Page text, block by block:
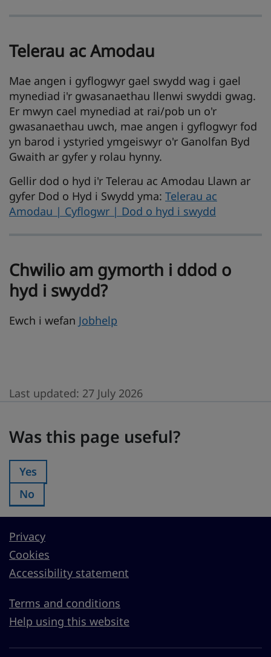
Telerau ac Amodau
Mae angen i gyflogwyr gael swydd wag i gael
mynediad i'r gwasanaethau llenwi swyddi gwag.
Er mwyn cael mynediad at rai/pob un o'r
gwasanaethau uwch, mae angen i gyflogwyr fod
yn barod i ystyried ymgeiswyr o'r Ganolfan Byd
Gwaith ar gyfer y rolau hynny.
Gellir dod o hyd i'r Telerau ac Amodau Llawn ar
gyfer Dod o Hyd i Swydd yma: Telerau ac
Amodau | Cyflogwr | Dod o hyd i swydd
Chwilio am gymorth i ddod o
hyd i swydd?
Ewch i wefan Jobhelp
Last updated: 27 July 2026
Was this page useful?
Was this page useful?:
Yes
Was this page useful?:
No
Privacy
Cookies
Accessibility statement
Terms and conditions
Help using this website